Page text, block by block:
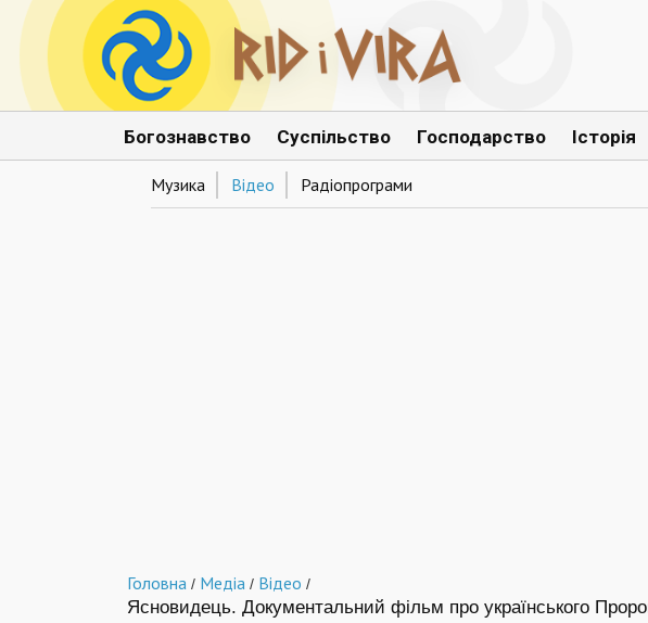
Богознавство Суспільство Господарство Історія
Музика Відео Радіопрограми
Головна / Медіа / Відео /
Ясновидець. Документальний фiльм про українського